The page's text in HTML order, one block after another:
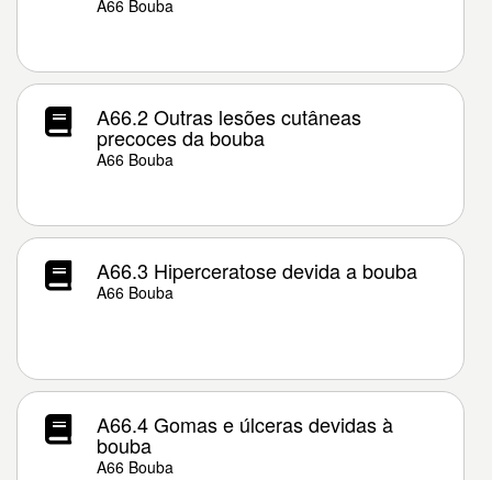
A66 Bouba
A66.2 Outras lesões cutâneas
precoces da bouba
A66 Bouba
A66.3 Hiperceratose devida a bouba
A66 Bouba
A66.4 Gomas e úlceras devidas à
bouba
A66 Bouba